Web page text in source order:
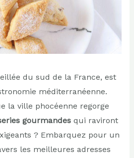
du sud de la France, est
méditerranéenne.
la ville phocéenne regorge
gourmandesqui raviront
? Embarquez pour un
les meilleures adresses